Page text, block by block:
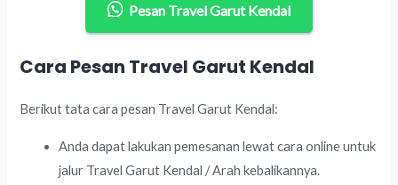
Pesan Travel Garut Kendal
Cara Pesan Travel Garut Kendal
Berikut tata cara pesan Travel Garut Kendal:
Anda dapat lakukan pemesanan lewat cara online untuk
jalur Travel Garut Kendal / Arah kebalikannya.